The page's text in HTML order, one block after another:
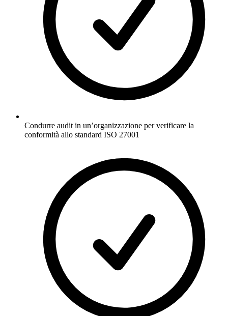
Condurre audit in un’organizzazione per verificare la
conformità allo standard ISO 27001